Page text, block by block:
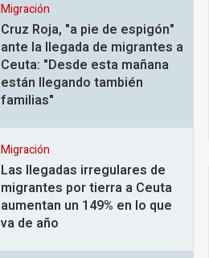
Migración
Cruz Roja, "a pie de espigón"
ante la llegada de migrantes a
Ceuta: "Desde esta mañana
están llegando también
familias"
Migración
Las llegadas irregulares de
migrantes por tierra a Ceuta
aumentan un 149% en lo que
va de año